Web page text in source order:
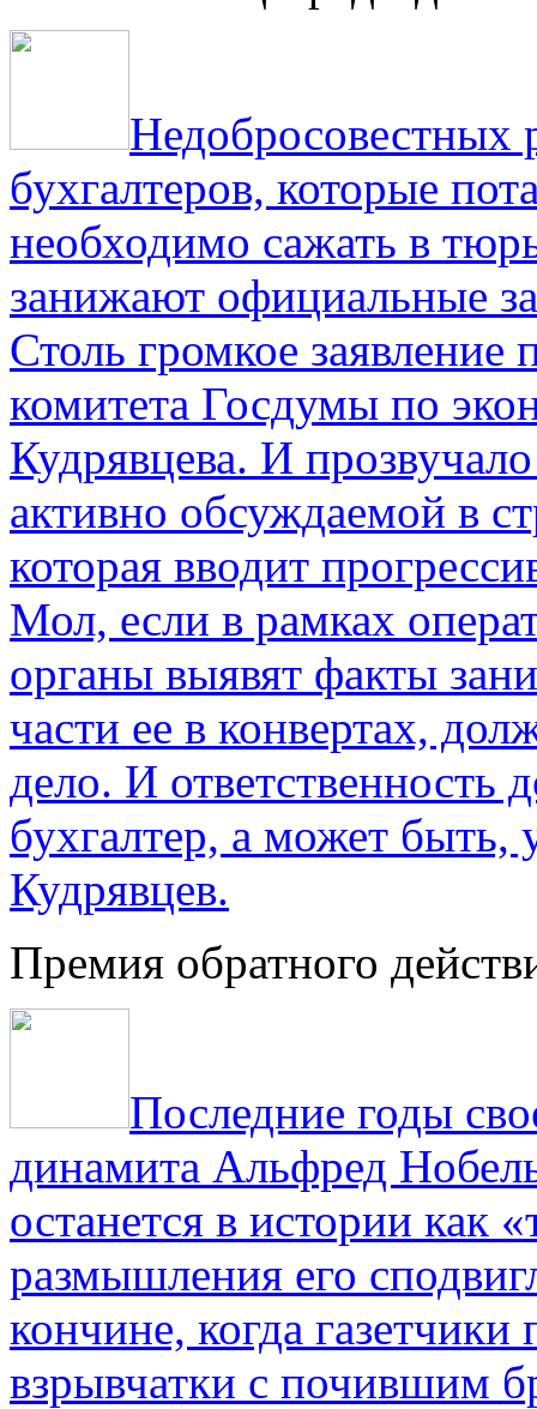
Недобросовестных
бухгалтеров, которые
необходимо сажать в
занижают официальные
Столь громкое заявление
комитета Госдумы по
Кудрявцева. И
активно обсуждаемой в
которая вводит
Мол, если в рамках
органы выявят факты
части ее в конвертах,
дело. И ответственность
бухгалтер, а может быть,
Кудрявцев.
Премия обратного
Последние годы
динамита Альфред
останется в истории как
размышления его
кончине, когда газетчики
взрывчатки с почившим